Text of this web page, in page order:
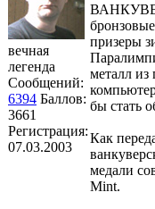
вечная
легенда
Сообщений:
6394 Баллов:
3661
Регистрация:
07.03.2003
призеры
металл из
бы стать
Как
медали
Mint.